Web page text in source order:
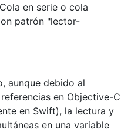
en serie o cola
patrón "lector-
aunque debido al
en Objective-C
en Swift), la lectura y
en una variable